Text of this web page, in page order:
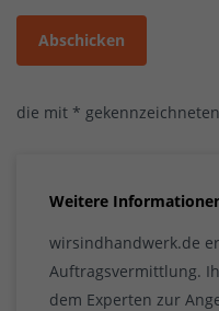
Abschicken
die mit *
Weitere
wirsindhandwerk.de
Auftragsvermittlung.
dem Experten zur